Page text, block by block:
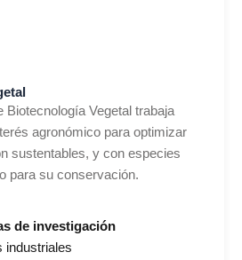
Biotecnología Vegetal trabaja
agronómico para optimizar
sustentables, y con especies
para su conservación.
de investigación
industriales